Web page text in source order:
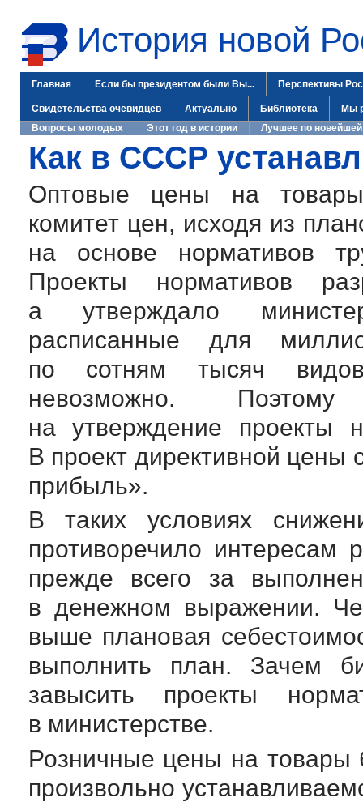
История новой
Главная Если бы президентом были Вы... Перспективы
Свидетельства очевидцев Актуально Библиотека
Мы
Вопросы молодых
Этот год в истории Лучшее по новейшей
Как в СССР
Оптовые цены на товары
комитет цен, исходя из
на основе нормативов
Проекты нормативов
а утверждало
расписанные для
по сотням тысяч
невозможно. Поэтому
на утверждение проекты
В проект директивной цены
прибыль».
В таких условиях
противоречило интересам
прежде всего за
в денежном выражении.
выше плановая
выполнить план. Зачем
завысить проекты
в министерстве.
Розничные цены на товары
произвольно